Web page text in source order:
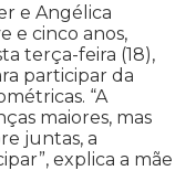
e Angélica
e cinco anos,
terça-feira (18),
participar da
“A
maiores, mas
juntas, a
explica a mãe